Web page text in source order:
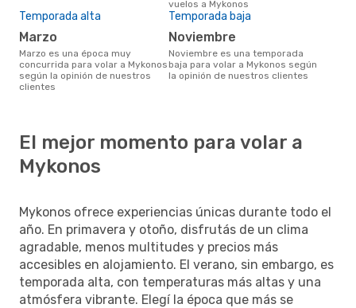
vuelos a Mykonos
Temporada alta
marzo
marzo es una época muy
concurrida para volar a Mykonos
según la opinión de nuestros
clientes
Temporada baja
noviembre
noviembre es una temporada
baja para volar a Mykonos según
la opinión de nuestros clientes
El mejor momento para volar a
Mykonos
Mykonos ofrece experiencias únicas durante todo el
año. En primavera y otoño, disfrutás de un clima
agradable, menos multitudes y precios más
accesibles en alojamiento. El verano, sin embargo, es
temporada alta, con temperaturas más altas y una
atmósfera vibrante. Elegí la época que más se